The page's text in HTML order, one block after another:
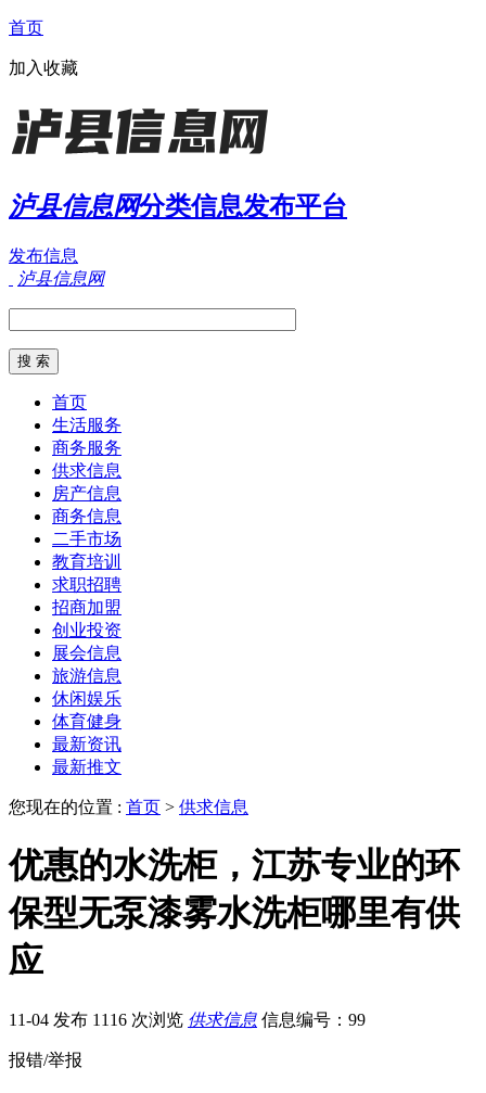
首页
加入收藏
泸县信息网分类信息发布平台
发布信息
泸县信息网
首页
生活服务
商务服务
供求信息
房产信息
商务信息
二手市场
教育培训
求职招聘
招商加盟
创业投资
展会信息
旅游信息
休闲娱乐
体育健身
最新资讯
最新推文
您现在的位置 : 首页 > 供求信息
优惠的水洗柜，江苏专业的环
保型无泵漆雾水洗柜哪里有供
应
11-04 发布 1116 次浏览 供求信息 信息编号：99
报错/举报